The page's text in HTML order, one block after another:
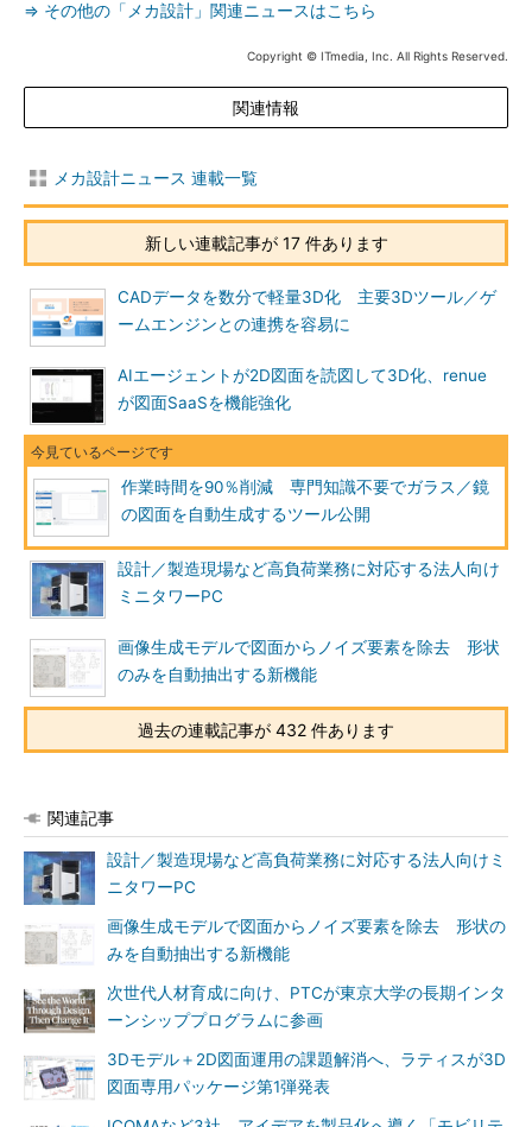
⇒ その他の「メカ設計」関連ニュースはこちら
Copyright © ITmedia, Inc. All Rights Reserved.
関連情報
メカ設計ニュース 連載一覧
新しい連載記事が 17 件あります
CADデータを数分で軽量3D化 主要3Dツール／ゲ
ームエンジンとの連携を容易に
AIエージェントが2D図面を読図して3D化、renue
が図面SaaSを機能強化
作業時間を90％削減 専門知識不要でガラス／鏡
の図面を自動生成するツール公開
設計／製造現場など高負荷業務に対応する法人向け
ミニタワーPC
画像生成モデルで図面からノイズ要素を除去 形状
のみを自動抽出する新機能
過去の連載記事が 432 件あります
関連記事
設計／製造現場など高負荷業務に対応する法人向けミ
ニタワーPC
画像生成モデルで図面からノイズ要素を除去 形状の
みを自動抽出する新機能
次世代人材育成に向け、PTCが東京大学の長期インタ
ーンシッププログラムに参画
3Dモデル＋2D図面運用の課題解消へ、ラティスが3D
図面専用パッケージ第1弾発表